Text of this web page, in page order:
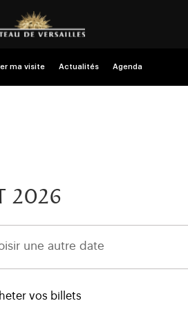
ma visite Actualités Agenda
une autre date
vos billets